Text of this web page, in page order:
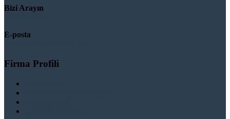
Bizi Arayın
E-posta
Firma Profili